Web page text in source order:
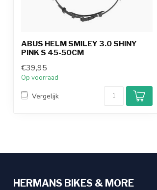
ABUS HELM SMILEY 3.0 SHINY
PINK S 45-50CM
€39,95
Op voorraad
Vergelijk
HERMANS BIKES & MORE